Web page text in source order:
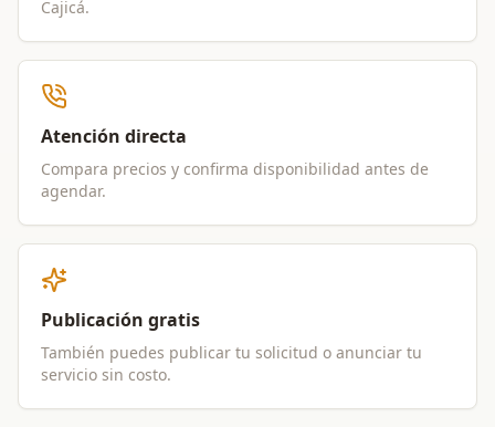
Cajicá.
Atención directa
Compara precios y confirma disponibilidad antes de
agendar.
Publicación gratis
También puedes publicar tu solicitud o anunciar tu
servicio sin costo.